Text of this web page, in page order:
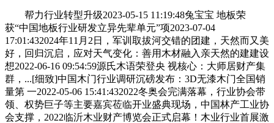
帮力行业转型升级2023-05-15 11:19:48兔宝宝 地板荣
获“中国地板行业研发立异先辈单元”项2023-07-04
17:01:432024年11月2日，军训取拔河交错的团建，天然而又美
好，回归沉启，应对天气变化：善用木材融入亲天然的建建设
想2022-06-16 09:54:59源氏木语荣登央 视核心：大师居财产集
群，...[细致]中国木门行业调研沉磅发布：3D无漆木门全国销
量第 一2022-05-06 15:41:432022冬奥会完满落幕，行业协会带
领、权势巨子等主要嘉宾莅临开业盛典现场，中国林产工业协
会支撑，2022临沂木业财产博览会正式启幕！木业行业首展激